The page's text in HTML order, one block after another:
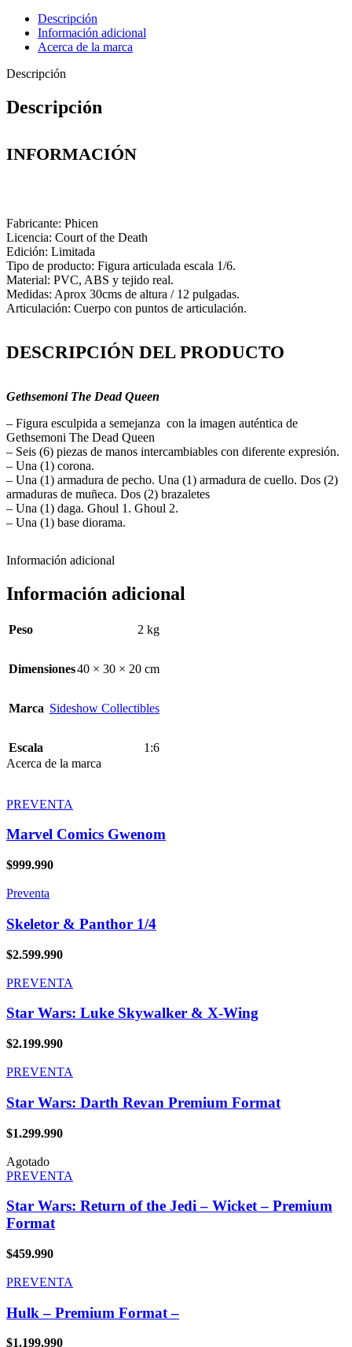
Descripción
Información adicional
Acerca de la marca
Descripción
Descripción
INFORMACIÓN
Fabricante: Phicen
Licencia: Court of the Death
Edición: Limitada
Tipo de producto: Figura articulada escala 1/6.
Material: PVC, ABS y tejido real.
Medidas: Aprox 30cms de altura / 12 pulgadas.
Articulación: Cuerpo con puntos de articulación.
DESCRIPCIÓN DEL PRODUCTO
Gethsemoni The Dead Queen
– Figura esculpida a semejanza con la imagen auténtica de
Gethsemoni The Dead Queen
– Seis (6) piezas de manos intercambiables con diferente expresión.
– Una (1) corona.
– Una (1) armadura de pecho. Una (1) armadura de cuello. Dos (2)
armaduras de muñeca. Dos (2) brazaletes
– Una (1) daga. Ghoul 1. Ghoul 2.
– Una (1) base diorama.
Información adicional
Información adicional
Peso 2 kg
Dimensiones40 × 30 × 20 cm
Marca Sideshow Collectibles
Escala
1:6
Acerca de la marca
PREVENTA
Marvel Comics Gwenom
$999.990
Preventa
Skeletor & Panthor 1/4
$2.599.990
PREVENTA
Star Wars: Luke Skywalker & X-Wing
$2.199.990
PREVENTA
Star Wars: Darth Revan Premium Format
$1.299.990
Agotado
PREVENTA
Star Wars: Return of the Jedi – Wicket – Premium
Format
$459.990
PREVENTA
Hulk – Premium Format –
$1.199.990